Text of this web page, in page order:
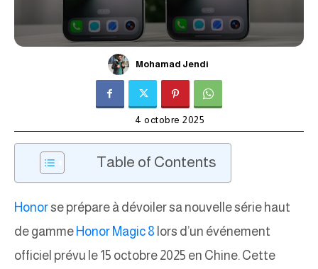
Mohamad Jendi
4 octobre 2025
Table of Contents
Honorse prépare à dévoiler sa nouvelle série haut
de gamme Honor Magic 8 lors d’un événement
officiel prévu le 15 octobre 2025 en Chine. Cette